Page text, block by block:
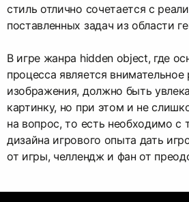
стиль отлично сочетается с
поставленных задач из области
В игре жанра hidden object, где
процесса является
изображения, должно быть
картинку, но при этом и не
на вопрос, то есть необходимо с
дизайна игрового опыта дать
от игры, челлендж и фан от